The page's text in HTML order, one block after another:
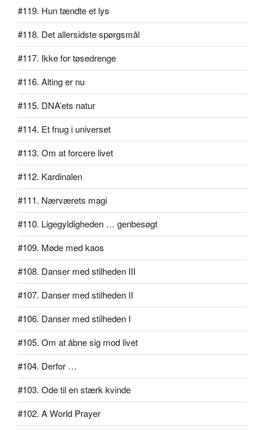
#119. Hun tændte et lys
#118. Det allersidste spørgsmål
#117. Ikke for tøsedrenge
#116. Alting er nu
#115. DNA’ets natur
#114. Et fnug i universet
#113. Om at forcere livet
#112. Kardinalen
#111. Nærværets magi
#110. Ligegyldigheden … genbesøgt
#109. Møde med kaos
#108. Danser med stilheden III
#107. Danser med stilheden II
#106. Danser med stilheden I
#105. Om at åbne sig mod livet
#104. Derfor …
#103. Ode til en stærk kvinde
#102. A World Prayer